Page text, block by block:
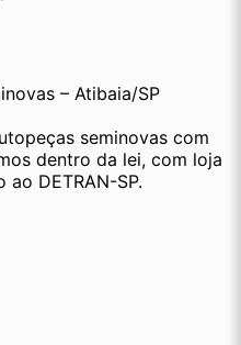
– Atibaia/SP
seminovas com
dentro da lei, com loja
DETRAN-SP.